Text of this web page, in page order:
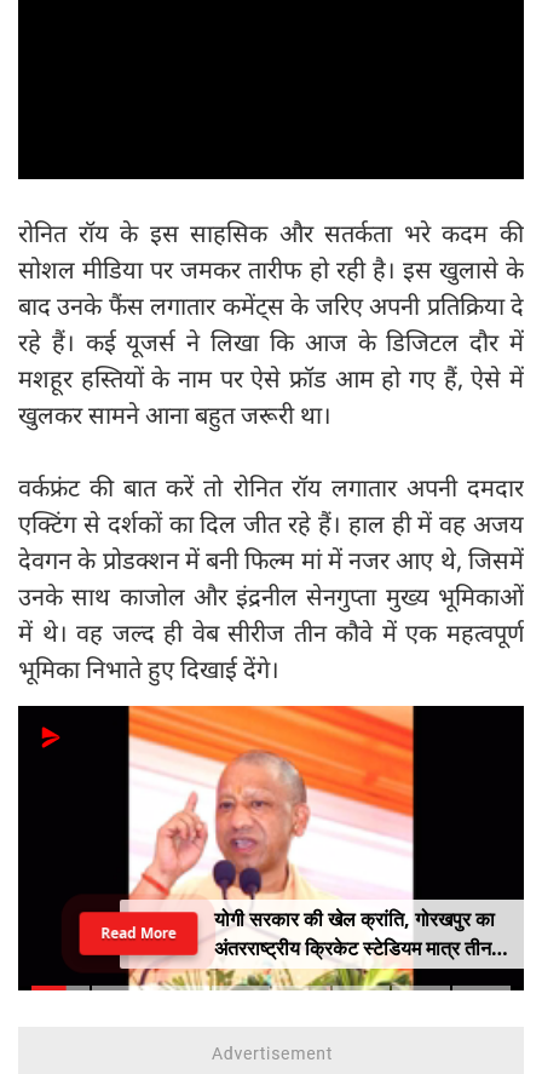
रोनित रॉय के इस साहसिक और सतर्कता भरे कदम की
सोशल मीडिया पर जमकर तारीफ हो रही है। इस खुलासे के
बाद उनके फैंस लगातार कमेंट्स के जरिए अपनी प्रतिक्रिया दे
रहे हैं। कई यूजर्स ने लिखा कि आज के डिजिटल दौर में
मशहूर हस्तियों के नाम पर ऐसे फ्रॉड आम हो गए हैं, ऐसे में
खुलकर सामने आना बहुत जरूरी था।
वर्कफ्रंट की बात करें तो रोनित रॉय लगातार अपनी दमदार
एक्टिंग से दर्शकों का दिल जीत रहे हैं। हाल ही में वह अजय
देवगन के प्रोडक्शन में बनी फिल्म मां में नजर आए थे, जिसमें
उनके साथ काजोल और इंद्रनील सेनगुप्ता मुख्य भूमिकाओं
में थे। वह जल्द ही वेब सीरीज तीन कौवे में एक महत्वपूर्ण
भूमिका निभाते हुए दिखाई देंगे।
योगी सरकार की खेल क्रांति, गोरखपुर का
अंतरराष्ट्रीय क्रिकेट स्टेडियम मात्र तीन
महीने में लगभग 20% तैयार
Read More